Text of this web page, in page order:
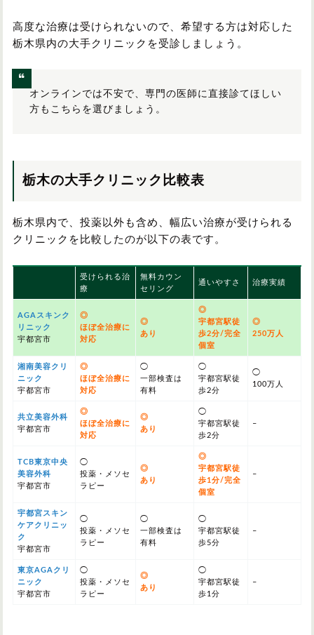
高度な治療は受けられないので、希望する方は対応した
栃木県内の大手クリニックを受診しましょう。
オンラインでは不安で、専門の医師に直接診てほしい
方もこちらを選びましょう。
栃木の大手クリニック比較表
栃木県内で、投薬以外も含め、幅広い治療が受けられる
クリニックを比較したのが以下の表です。
受けられる治
療
無料カウン
セリング
通いやすさ 治療実績
AGAスキンク
リニック
宇都宮市
◎
ほぼ全治療に
対応
◎
あり
◎
宇都宮駅徒
歩2分/完全
個室
◎
250万人
湘南美容クリ
ニック
宇都宮市
◎
ほぼ全治療に
対応
◯
一部検査は
有料
◯
宇都宮駅徒
歩2分
◯
100万人
共立美容外科
宇都宮市
◎
ほぼ全治療に
対応
◎
あり
◯
宇都宮駅徒
歩2分
–
TCB東京中央
美容外科
宇都宮市
◯
投薬・メソセ
ラピー
◎
あり
◎
宇都宮駅徒
歩1分/完全
個室
–
宇都宮スキン
ケアクリニッ
ク
宇都宮市
◯
投薬・メソセ
ラピー
◯
一部検査は
有料
◯
宇都宮駅徒
歩5分
–
東京AGAクリ
ニック
宇都宮市
◯
投薬・メソセ
ラピー
◎
あり
◯
宇都宮駅徒
歩1分
–